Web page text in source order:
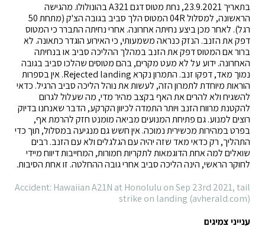
בתאריך 23.9.2021, נחת מטוס דגם A321 בהונולולו. מהגישה
הראשונה, למסלול 04R המטוס הלך סביב בגובה הצ'ק (מתחת 50
רגל). לאחר מכן ביצע נחיתה אחרונה. אחרי נחיתה התברר כי המטוס
דפק את הזנב. הנזק כנראה משמעותי, כי האירוע הוגדר כתאונה. לא
ברור אם המטוס דפק את הזנב במהלך ההליכה סביב או בנחיתה
האחרונה. ידוע על לא מעט מקרים, בהם מטוסים שהלכו סביב בגובה
נמוך מאד, דפקו זנב. התמרון נקרא Rejected landing. אין בספרות
הוראות מיוחדת לתמרון הזה, לעשות את נוהל הליכה סביב הרגיל. כדאי
להשגיח ולא להרים את האף בקצב מהיר מדי, מה שעלול לגרום
להקטנת מרווח הזנב ויותר התמדה לכיוון הקרקע, הדבר שאנחנו בדיוק
רוצים למנוע. גם פתיחת המנועים מביאה מומנט חזק להרמת אף,
בפרט במהירות מכשירית נמוכה. אין חשש גם מנגיעה במסלול, תוך כדי
התהליך, רק כדאי מאד שזה יהיה עם הגלגלים ולא עם הזנב. רבים
שואלים למה אחת הדוגמאות לתקריות חמורות, המחייבות דיווח מיידי
לחוקר הראשי, הינה הליכה סביב אחרי גובה ההחלטה. זו אחת הסיבות.
Accident: Hawaiian A21N at Honolulu on Sep 23rd 2021, tail
strike on landing (avherald.com)
ענייני צמיגים